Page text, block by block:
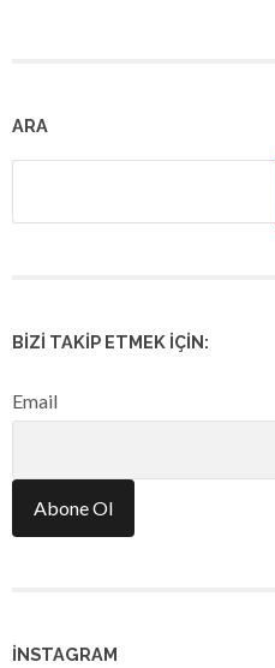
ARA
BIZI TAKIP ETMEK İÇIN:
Email
İNSTAGRAM